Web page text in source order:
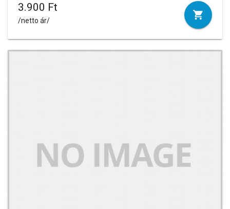
3.900 Ft
/netto ár/